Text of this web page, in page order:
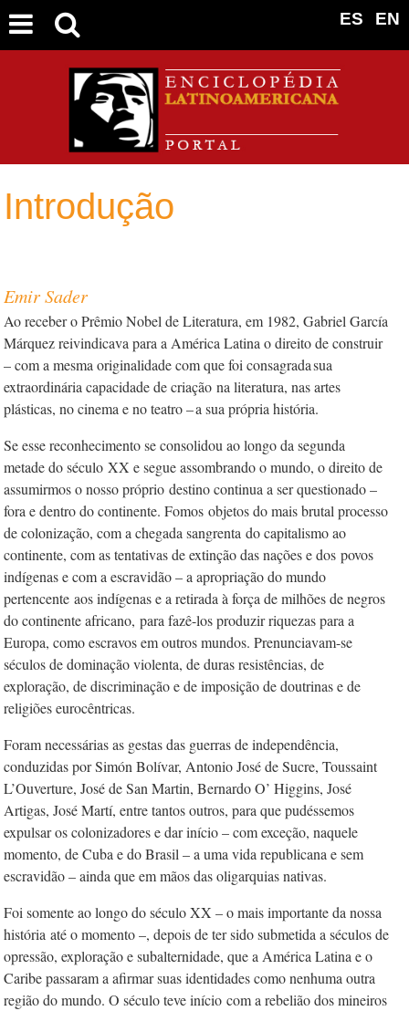
EN
ES
Introdução
Emir Sader
Ao receber o Prêmio Nobel de Literatura, em 1982, Gabriel García
Márquez reivindicava para a América Latina o direito de construir
– com a mesma originalidade com que foi consagrada sua
extraordinária capacidade de criação na literatura, nas artes
plásticas, no cinema e no teatro – a sua própria história.
Se esse reconhecimento se consolidou ao longo da segunda
metade do século XX e segue assombrando o mundo, o direito de
assumirmos o nosso próprio destino continua a ser questionado –
fora e dentro do continente. Fomos objetos do mais brutal processo
de colonização, com a chegada sangrenta do capitalismo ao
continente, com as tentativas de extinção das nações e dos povos
indígenas e com a escravidão – a apropriação do mundo
pertencente aos indígenas e a retirada à força de milhões de negros
do continente africano, para fazê-los produzir riquezas para a
Europa, como escravos em outros mundos. Prenunciavam-se
séculos de dominação violenta, de duras resistências, de
exploração, de discriminação e de imposição de doutrinas e de
religiões eurocêntricas.
Foram necessárias as gestas das guerras de independência,
conduzidas por Simón Bolívar, Antonio José de Sucre, Toussaint
L’Ouverture, José de San Martin, Bernardo O’ Higgins, José
Artigas, José Martí, entre tantos outros, para que pudéssemos
expulsar os colonizadores e dar início – com exceção, naquele
momento, de Cuba e do Brasil – a uma vida republicana e sem
escravidão – ainda que em mãos das oligarquias nativas.
Foi somente ao longo do século XX – o mais importante da nossa
história até o momento –, depois de ter sido submetida a séculos de
opressão, exploração e subalternidade, que a América Latina e o
Caribe passaram a afirmar suas identidades como nenhuma outra
região do mundo. O século teve início com a rebelião dos mineiros